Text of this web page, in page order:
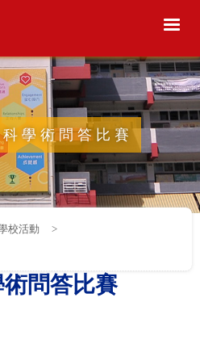
學術問答比賽
校活動
>
問答比賽